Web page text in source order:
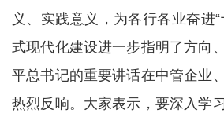
义、实践意义，为各行各业奋进
式现代化建设进一步指明了方向
平总书记的重要讲话在中管企业
热烈反响。大家表示，要深入学